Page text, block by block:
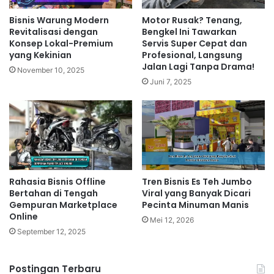
Berkualitas
Periksa kebersihan dan sterilisasi alat:Kebersihan
alat dan lingkungan salon sangat penting untuk
mencegah infeksi dan menjaga kesehatan kulit.
Tanyakan kualifikasi terapis:
Pastikan terapis
Baca ulasan pelanggan:Ulasan online dapat
memberikan gambaran tentang kualitas layanan dan
kepuasan pelanggan.
Perhatikan produk yang digunakan:Salon yang baik
akan menggunakan produk berkualitas dan teruji
keamanannya.
Konsultasikan kebutuhan Anda:Berdiskusilah
dengan terapis untuk menentukan perawatan yang
sesuai dengan jenis kulit dan kebutuhan Anda.
Bisnis Warung Modern
Revitalisasi dengan
Konsep Lokal-Premium
yang Kekinian
November 10, 2025
Motor Rusak? Tenang,
Bengkel Ini Tawarkan
Servis Super Cepat dan
Profesional, Langsung
Jalan Lagi Tanpa Drama!
Juni 7, 2025
Rahasia Bisnis Offline
Bertahan di Tengah
Gempuran Marketplace
Online
September 12, 2025
Tren Bisnis Es Teh Jumbo
Viral yang Banyak Dicari
Pecinta Minuman Manis
Mei 12, 2026
Postingan Terbaru